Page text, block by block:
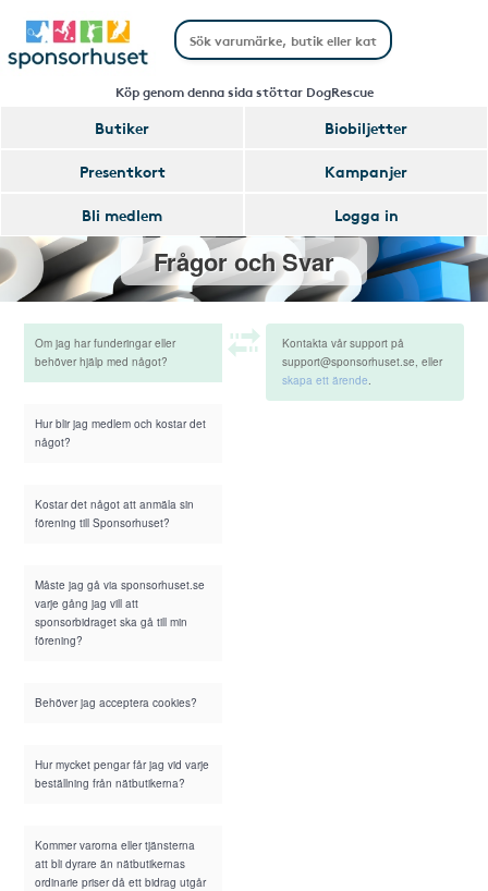
Köp genom denna sida stöttar DogRescue
Butiker
Biobiljetter
Presentkort
Kampanjer
Bli medlem
Logga in
Frågor och Svar
Om jag har funderingar eller
behöver hjälp med något?
Hur blir jag medlem och kostar det
något?
Kostar det något att anmäla sin
förening till Sponsorhuset?
Måste jag gå via sponsorhuset.se
varje gång jag vill att
sponsorbidraget ska gå till min
förening?
Behöver jag acceptera cookies?
Hur mycket pengar får jag vid varje
beställning från nätbutikerna?
Kommer varorna eller tjänsterna
att bli dyrare än nätbutikernas
ordinarie priser då ett bidrag utgår
Kontakta vår support på
support@sponsorhuset.se, eller
skapa ett ärende.